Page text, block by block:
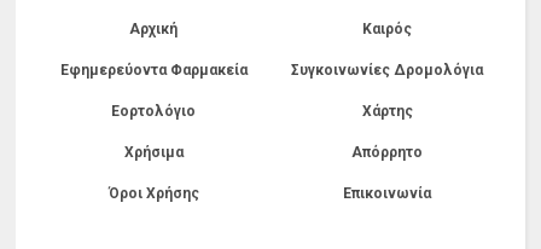
Αρχική Καιρός
Εφημερεύοντα Φαρμακεία Συγκοινωνίες Δρομολόγια
Εορτολόγιο Χάρτης
Χρήσιμα Απόρρητο
Όροι Χρήσης Επικοινωνία